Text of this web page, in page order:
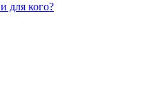
для кого?